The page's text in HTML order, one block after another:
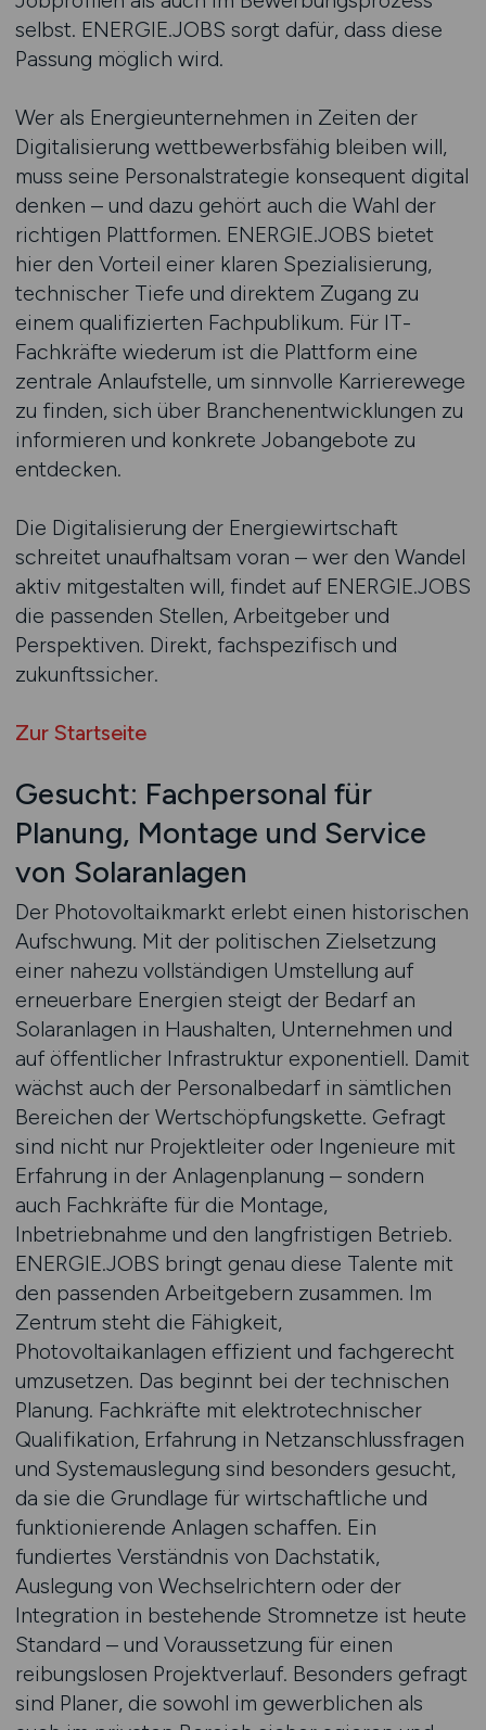
selbst. ENERGIE.JOBS sorgt dafür, dass diese
Passung möglich wird.
Wer als Energieunternehmen in Zeiten der
Digitalisierung wettbewerbsfähig bleiben will,
muss seine Personalstrategie konsequent digital
denken – und dazu gehört auch die Wahl der
richtigen Plattformen. ENERGIE.JOBS bietet
hier den Vorteil einer klaren Spezialisierung,
technischer Tiefe und direktem Zugang zu
einem qualifizierten Fachpublikum. Für IT-
Fachkräfte wiederum ist die Plattform eine
zentrale Anlaufstelle, um sinnvolle Karrierewege
zu finden, sich über Branchenentwicklungen zu
informieren und konkrete Jobangebote zu
entdecken.
Die Digitalisierung der Energiewirtschaft
schreitet unaufhaltsam voran – wer den Wandel
aktiv mitgestalten will, findet auf ENERGIE.JOBS
die passenden Stellen, Arbeitgeber und
Perspektiven. Direkt, fachspezifisch und
zukunftssicher.
Zur Startseite
Gesucht: Fachpersonal für
Planung, Montage und Service
von Solaranlagen
Der Photovoltaikmarkt erlebt einen historischen
Aufschwung. Mit der politischen Zielsetzung
einer nahezu vollständigen Umstellung auf
erneuerbare Energien steigt der Bedarf an
Solaranlagen in Haushalten, Unternehmen und
auf öffentlicher Infrastruktur exponentiell. Damit
wächst auch der Personalbedarf in sämtlichen
Bereichen der Wertschöpfungskette. Gefragt
sind nicht nur Projektleiter oder Ingenieure mit
Erfahrung in der Anlagenplanung – sondern
auch Fachkräfte für die Montage,
Inbetriebnahme und den langfristigen Betrieb.
ENERGIE.JOBS bringt genau diese Talente mit
den passenden Arbeitgebern zusammen. Im
Zentrum steht die Fähigkeit,
Photovoltaikanlagen effizient und fachgerecht
umzusetzen. Das beginnt bei der technischen
Planung. Fachkräfte mit elektrotechnischer
Qualifikation, Erfahrung in Netzanschlussfragen
und Systemauslegung sind besonders gesucht,
da sie die Grundlage für wirtschaftliche und
funktionierende Anlagen schaffen. Ein
fundiertes Verständnis von Dachstatik,
Auslegung von Wechselrichtern oder der
Integration in bestehende Stromnetze ist heute
Standard – und Voraussetzung für einen
reibungslosen Projektverlauf. Besonders gefragt
sind Planer, die sowohl im gewerblichen als